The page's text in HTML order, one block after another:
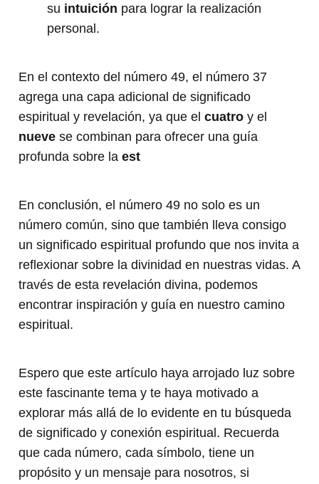
su intuición para lograr la realización
personal.
En el contexto del número 49, el número 37
agrega una capa adicional de significado
espiritual y revelación, ya que el cuatro y el
nueve se combinan para ofrecer una guía
profunda sobre la est
En conclusión, el número 49 no solo es un
número común, sino que también lleva consigo
un significado espiritual profundo que nos invita a
reflexionar sobre la divinidad en nuestras vidas. A
través de esta revelación divina, podemos
encontrar inspiración y guía en nuestro camino
espiritual.
Espero que este artículo haya arrojado luz sobre
este fascinante tema y te haya motivado a
explorar más allá de lo evidente en tu búsqueda
de significado y conexión espiritual. Recuerda
que cada número, cada símbolo, tiene un
propósito y un mensaje para nosotros, si